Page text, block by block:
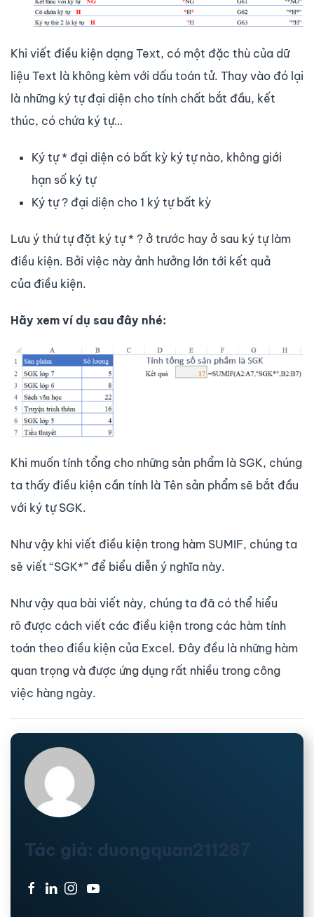
Khi viết điều kiện dạng Text, có một đặc thù của dữ
liệu Text là không kèm với dấu toán tử. Thay vào đó lại
là những ký tự đại diện cho tính chất bắt đầu, kết
thúc, có chứa ký tự…
Ký tự * đại diện có bất kỳ ký tự nào, không giới
hạn số ký tự
Ký tự ? đại diện cho 1 ký tự bất kỳ
Lưu ý thứ tự đặt ký tự * ? ở trước hay ở sau ký tự làm
điều kiện. Bởi việc này ảnh hưởng lớn tới kết quả
của điều kiện.
Hãy xem ví dụ sau đây nhé:
Khi muốn tính tổng cho những sản phẩm là SGK, chúng
ta thấy điều kiện cần tính là Tên sản phẩm sẽ bắt đầu
với ký tự SGK.
Như vậy khi viết điều kiện trong hàm SUMIF, chúng ta
sẽ viết “SGK*” để biểu diễn ý nghĩa này.
Như vậy qua bài viết này, chúng ta đã có thể hiểu
rõ được cách viết các điều kiện trong các hàm tính
toán theo điều kiện của Excel. Đây đều là những hàm
quan trọng và được ứng dụng rất nhiều trong công
việc hàng ngày.
Tác giả: duongquan211287
· · ·